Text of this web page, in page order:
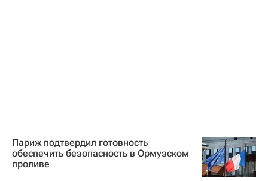
Париж подтвердил готовность
обеспечить безопасность в Ормузском
проливе